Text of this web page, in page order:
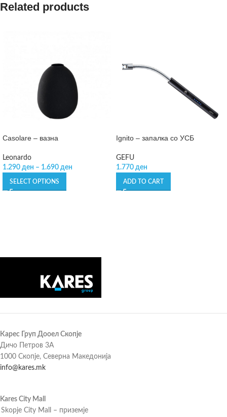
Related products
Casolare – вазна
Leonardo
1.290 ден – 1.690 ден
SELECT OPTIONS
Ignito – запалка со УСБ
GEFU
1.770 ден
ADD TO CART
Карес Груп Дооел Скопје
Дичо Петров 3А
1000 Скопје, Северна Македонија
info@kares.mk
Kares City Mall
Skopje City Mall – приземје